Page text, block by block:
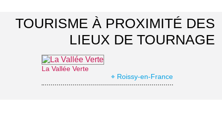
TOURISME À PROXIMITÉ DES
LIEUX DE TOURNAGE
La Vallée Verte
⌖ Roissy-en-France